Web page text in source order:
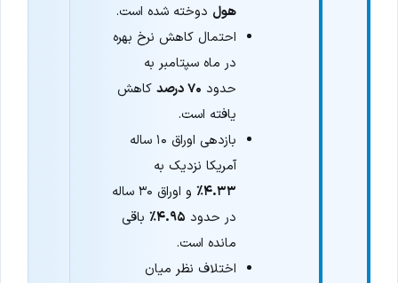
هول دوخته شده است.
احتمال کاهش نرخ بهره
در ماه سپتامبر به
حدود ۷۰ درصد
کاهش
یافته است.
بازدهی اوراق ۱۰ ساله
آمریکا نزدیک به
۴.۳۳٪
و اوراق ۳۰ ساله
در حدود ۴.۹۵٪
باقی
مانده است.
اختلاف نظر میان